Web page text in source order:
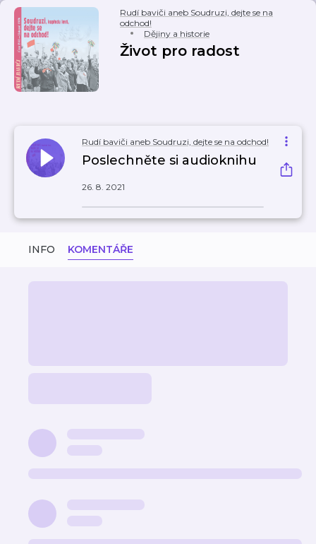
Rudí baviči aneb Soudruzi, dejte se na
odchod!
Dějiny a historie
Život pro radost
Rudí baviči aneb Soudruzi, dejte se na odchod!
Poslechněte si audioknihu
26. 8. 2021
INFO KOMENTÁŘE